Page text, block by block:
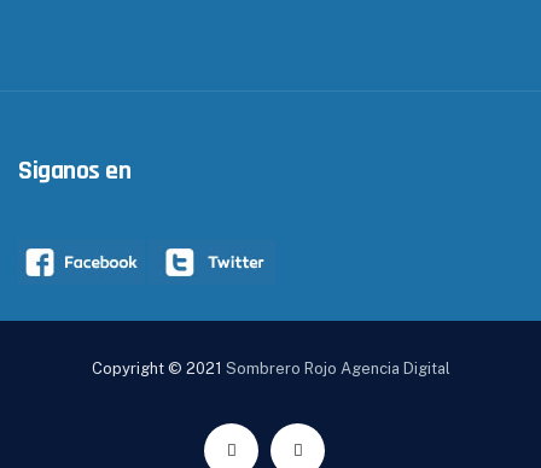
Siganos en
Copyright © 2021 Sombrero Rojo Agencia Digital